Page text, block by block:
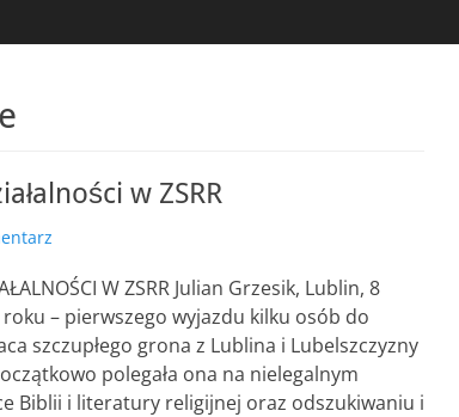
w ZSRR
W ZSRR Julian Grzesik, Lublin, 8
– pierwszego wyjazdu kilku osób do
szczupłego grona z Lublina i Lubelszczyzny
polegała ona na nielegalnym
Biblii i literatury religijnej oraz odszukiwaniu i